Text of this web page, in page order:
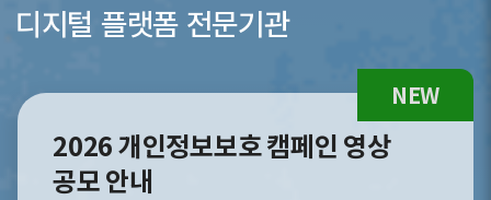
디지털 플랫폼 전문기관
[이슈&트렌드] AI 전환 시대의
사회보장 행정 혁신